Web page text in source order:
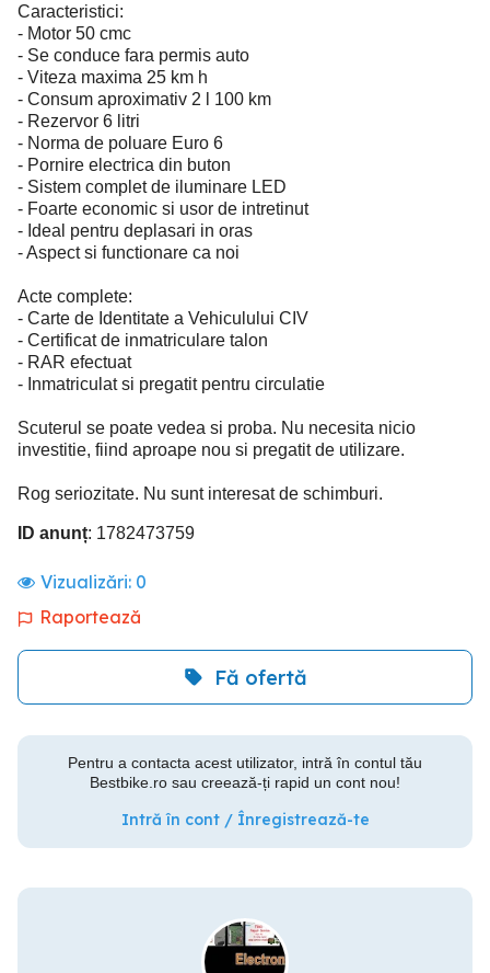
Caracteristici:
- Motor 50 cmc
- Se conduce fara permis auto
- Viteza maxima 25 km h
- Consum aproximativ 2 l 100 km
- Rezervor 6 litri
- Norma de poluare Euro 6
- Pornire electrica din buton
- Sistem complet de iluminare LED
- Foarte economic si usor de intretinut
- Ideal pentru deplasari in oras
- Aspect si functionare ca noi
Acte complete:
- Carte de Identitate a Vehiculului CIV
- Certificat de inmatriculare talon
- RAR efectuat
- Inmatriculat si pregatit pentru circulatie
Scuterul se poate vedea si proba. Nu necesita nicio
investitie, fiind aproape nou si pregatit de utilizare.
Rog seriozitate. Nu sunt interesat de schimburi.
ID anunț: 1782473759
Vizualizări: 0
Raportează
Fă ofertă
Pentru a contacta acest utilizator, intră în contul tău
Bestbike.ro sau creează-ți rapid un cont nou!
Intră în cont / Înregistrează-te